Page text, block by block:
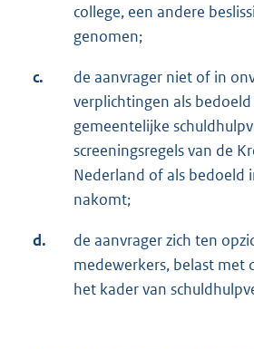
college, een andere
genomen;
c.
de aanvrager niet of in
verplichtingen als
gemeentelijke
screeningsregels van de
Nederland of als bedoeld
nakomt;
d.
de aanvrager zich ten
medewerkers, belast met
het kader van